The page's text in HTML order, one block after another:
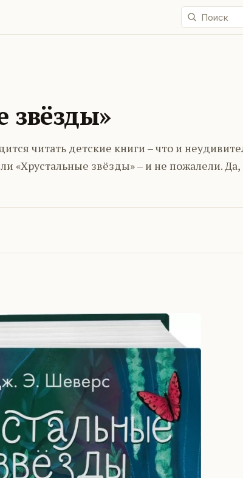
звёзды»
читать детские книги – что и
звёзды» – и не пожалели. Да,